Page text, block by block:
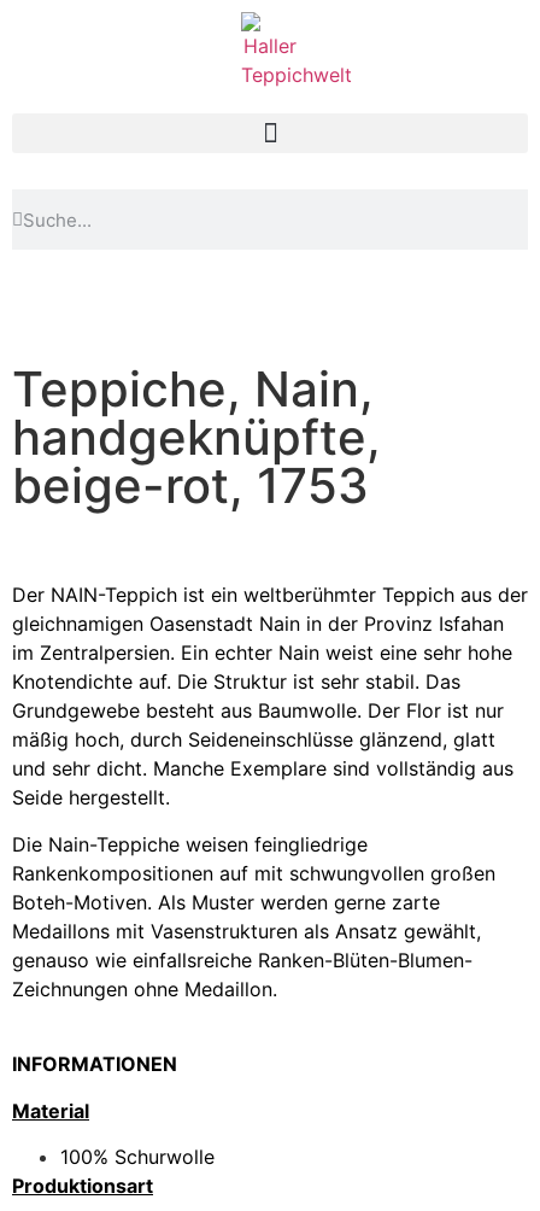
Teppiche, Nain,
handgeknüpfte,
beige-rot, 1753
Der NAIN-Teppich ist ein weltberühmter Teppich aus der
gleichnamigen Oasenstadt Nain in der Provinz Isfahan
im Zentralpersien. Ein echter Nain weist eine sehr hohe
Knotendichte auf. Die Struktur ist sehr stabil. Das
Grundgewebe besteht aus Baumwolle. Der Flor ist nur
mäßig hoch, durch Seideneinschlüsse glänzend, glatt
und sehr dicht. Manche Exemplare sind vollständig aus
Seide hergestellt.
Die Nain-Teppiche weisen feingliedrige
Rankenkompositionen auf mit schwungvollen großen
Boteh-Motiven. Als Muster werden gerne zarte
Medaillons mit Vasenstrukturen als Ansatz gewählt,
genauso wie einfallsreiche Ranken-Blüten-Blumen-
Zeichnungen ohne Medaillon.
INFORMATIONEN
Material
100% Schurwolle
Produktionsart